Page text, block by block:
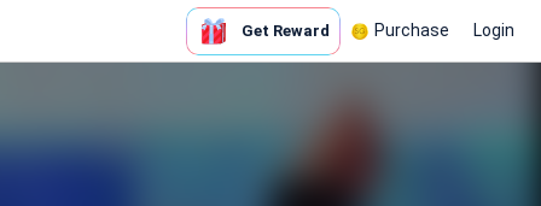
Get Reward Purchase Login